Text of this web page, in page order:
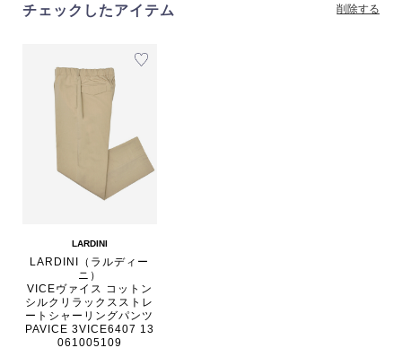
チェックしたアイテム 削除する
LARDINI
LARDINI（ラルディー
ニ）
VICEヴァイス コットン
シルクリラックスストレ
ートシャーリングパンツ
PAVICE 3VICE6407 13
061005109